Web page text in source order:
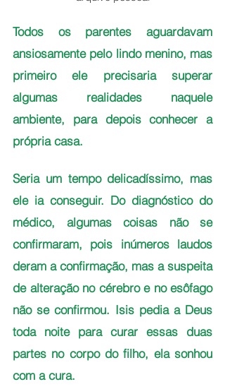
Todos os parentes aguardavam
ansiosamente pelo lindo menino, mas
primeiro ele precisaria superar
algumas realidades naquele
ambiente, para depois conhecer a
própria casa.
Seria um tempo delicadíssimo, mas
ele ia conseguir. Do diagnóstico do
médico, algumas coisas não se
confirmaram, pois inúmeros laudos
deram a confirmação, mas a suspeita
de alteração no cérebro e no esôfago
não se confirmou. Isis pedia a Deus
toda noite para curar essas duas
partes no corpo do filho, ela sonhou
com a cura.